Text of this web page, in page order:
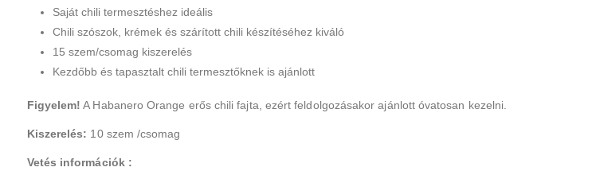
Saját chili termesztéshez ideális
Chili szószok, krémek és szárított chili készítéséhez kiváló
15 szem/csomag kiszerelés
Kezdőbb és tapasztalt chili termesztőknek is ajánlott
Figyelem! A Habanero Orange erős chili fajta, ezért feldolgozásakor ajánlott óvatosan kezelni.
Kiszerelés: 10 szem /csomag
Vetés információk :